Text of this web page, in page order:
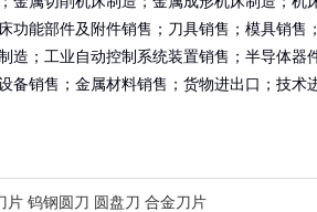
功能部件及附件销售；刀具销售；模具销
造；工业自动控制系统装置销售；半导体
备销售；金属材料销售；货物进出口；技
片 钨钢圆刀 圆盘刀 合金刀片